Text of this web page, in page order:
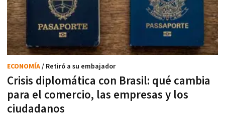
Crisis diplomática con Brasil: qué cambia
para el comercio, las empresas y los
ciudadanos
ECONOMÍA/ Retiró a su embajador